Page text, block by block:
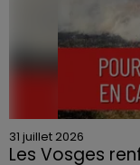
31 juillet 2026
Les Vosges